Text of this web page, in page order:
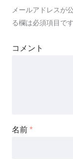
メールアドレスが
る欄は必須項目です
コメント
名前 *